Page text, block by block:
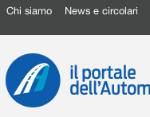
Chi siamo News e circolari